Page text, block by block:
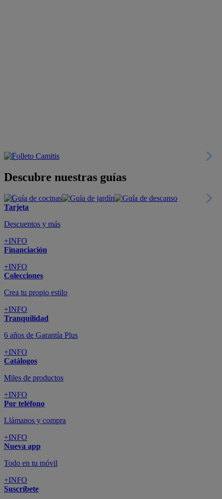
Descubre nuestras guías
Tarjeta
Descuentos y más
+INFO
Financiación
+INFO
Colecciones
Crea tu propio estilo
+INFO
Tranquilidad
6 años de Garantía Plus
+INFO
Catálogos
Miles de productos
+INFO
Por teléfono
Llámanos y compra
+INFO
Nueva app
Todo en tu móvil
+INFO
Suscríbete